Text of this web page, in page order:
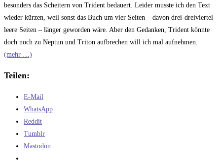
besonders das Scheitern von Trident bedauert. Leider musste ich den Text
wieder kürzen, weil sonst das Buch um vier Seiten – davon drei-dreiviertel
leere Seiten – länger geworden wäre. Aber den Gedanken, Trident könnte
doch noch zu Neptun und Triton aufbrechen will ich mal aufnehmen.
(mehr …)
Teilen:
E-Mail
WhatsApp
Reddit
Tumblr
Mastodon